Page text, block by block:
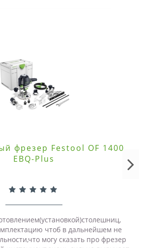
фрезер Festool OF 1400
EBQ-Plus
чтоб в дальнейшем не
могу сказать про фрезер